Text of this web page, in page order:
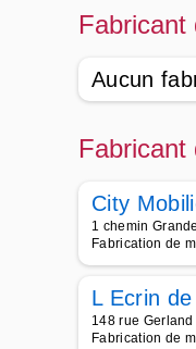
Fabricant
Aucun
Fabricant
City
1 chemin
Fabrication de
L Ecrin
148 rue
Fabrication de